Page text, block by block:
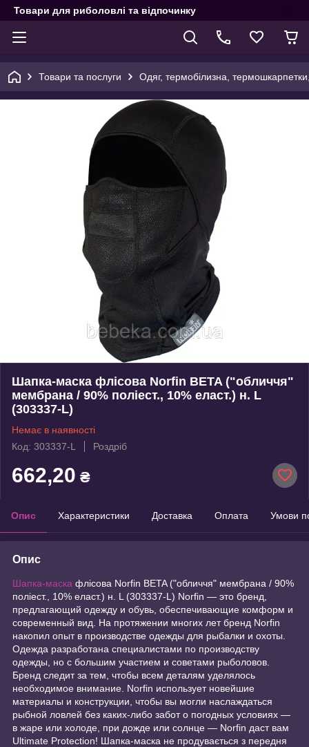
Товари для риболовлі та відпочинку
Товари та послуги Одяг, термобілизна,
Шапка-маска флісова Norfin BETA ("обличчя"
мембрана / 90% поліест., 10% еласт.) н. L
(303337-L)
Немає в наявності
Код: 303337-L
Роздріб
662,20 ₴
Опис Характеристики Доставка Оплата Умови
Опис
Шапка-маска флісова Norfin BETA ("обличчя" мембрана / 90%
поліест., 10% еласт.) н. L (303337-L) Norfin — это бренд,
предлагающий одежду и обувь, обеспечивающие комформ и
современный вид. На протяжении многих лет бренд Norfin
накопил опыт в производстве одежды для рыбалки и охоты.
Одежда разработана специалистами по производству
одежды, но с большим участием и советами рыболовов.
Бренд следит за тем, чтобы всем деталям уделялось
необходимое внимание. Norfin использует новейшие
материалы и конструкции, чтобы вы могли наслаждаться
рыбной ловлей без каких-либо забот о погодных условиях —
в жаре или холоде, при дожде или солнце — Norfin даст вам
Ultimate Protection! Шапка-маска не продувається з передня